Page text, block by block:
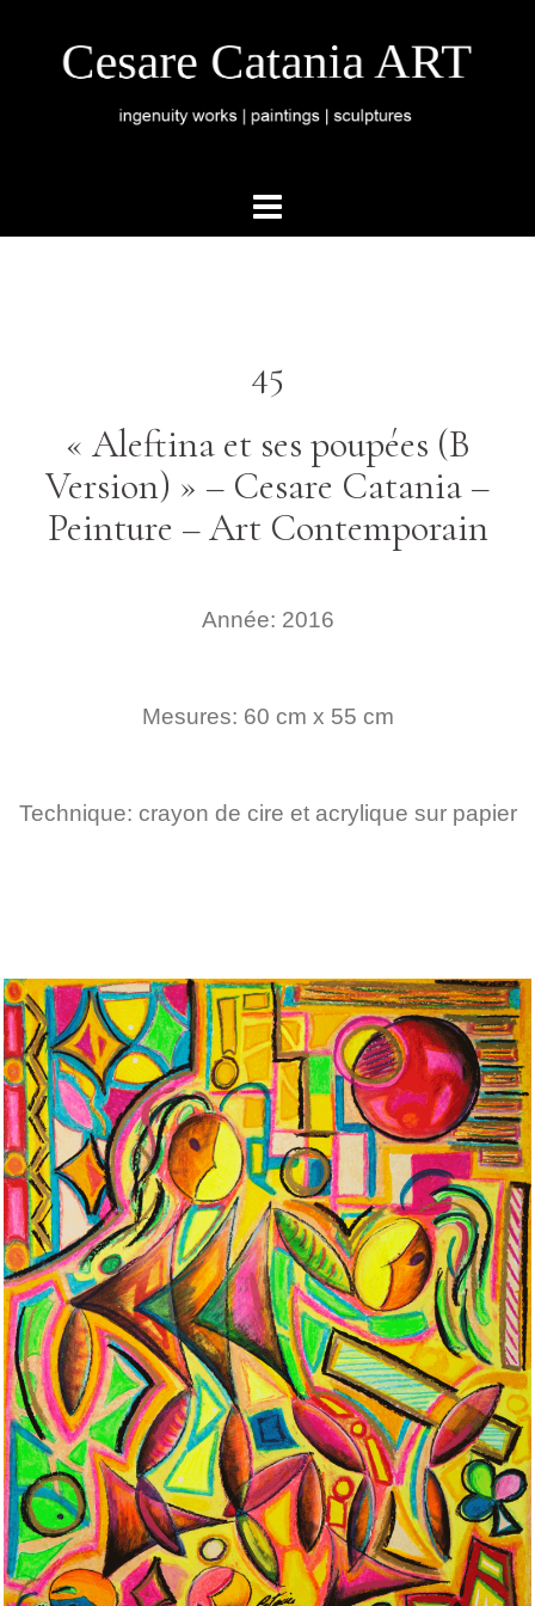
45
« Aleftina et ses poupées (B
Version) » – Cesare Catania –
Peinture – Art Contemporain
Année: 2016
Mesures: 60 cm x 55 cm
Technique: crayon de cire et acrylique sur papier